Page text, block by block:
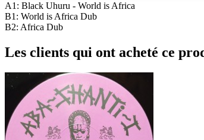
A1: Black Uhuru - World is Africa
B1: World is Africa Dub
B2: Africa Dub
Les clients qui ont acheté ce